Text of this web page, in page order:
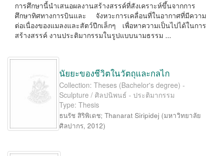
การศึกษานี้นำเสนอผลงานสร้างสรรค์ที่สังเคราะห์ขึ้นจากการ
ศึกษาทิศทางการบินและ จังหวะการเคลื่อนที่ในอากาศที่มีความ
ต่อเนื่องของแมลงและสัตว์ปีกเล็กๆ เพื่อหาความเป็นไปได้ในการ
สร้างสรรค์ งานประติมากรรมในรูปแบบนามธรรม ...
นัยยะของชีวิตในวัตถุและกลไก
Collection: Theses (Bachelor's degree) -
Sculpture / ศิลปนิพนธ์ - ประติมากรรม
Type: Thesis
ธนรัช สิริพิเดช;Thanarat Siripidej (มหาวิทยาลัย
ศิลปากร,2012)